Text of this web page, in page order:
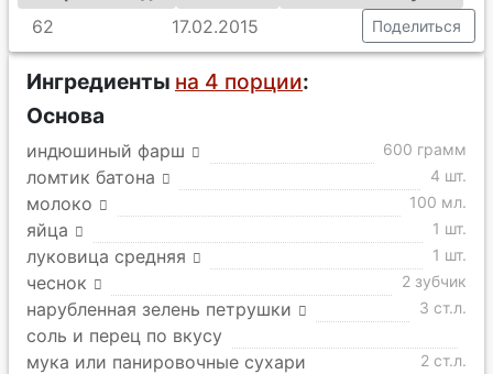
62
17.02.2015 Поделиться
Ингредиенты на 4 порции:
Основа
индюшиный фарш 600 грамм
ломтик батона 4 шт.
молоко 100 мл.
яйца 1 шт.
луковица средняя 1 шт.
чеснок 2 зубчик
нарубленная зелень петрушки 3 ст.л.
соль и перец по вкусу
мука или панировочные сухари
2 ст.л.